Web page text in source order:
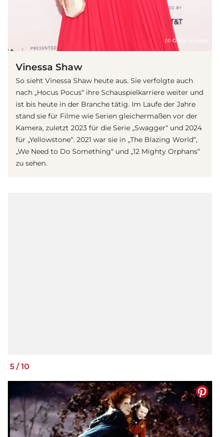
(© Getty Images)
Vinessa Shaw
So sieht Vinessa Shaw heute aus. Sie verfolgte auch
nach „Hocus Pocus“ ihre Schauspielkarriere weiter und
ist bis heute in der Branche tätig. Im Laufe der Jahre
stand sie für Filme wie Serien gleichermaßen vor der
Kamera, zuletzt 2023 für die Serie „Swagger“ und 2024
für „Yellowstone“. 2021 war sie in „The Blazing World“,
„We Need to Do Something“ und „12 Mighty Orphans“
zu sehen.
5 /10